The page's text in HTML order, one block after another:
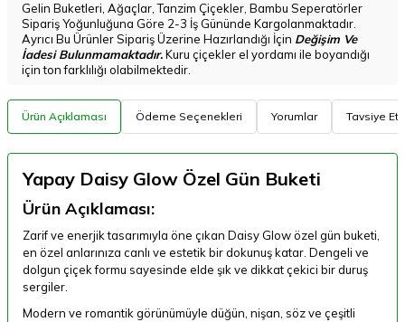
Gelin Buketleri, Ağaçlar, Tanzim Çiçekler, Bambu Seperatörler
Sipariş Yoğunluğuna Göre 2-3 İş Gününde Kargolanmaktadır.
Ayrıcı Bu Ürünler Sipariş Üzerine Hazırlandığı İçin Değişim Ve
İadesi Bulunmamaktadır.Kuru çiçekler el yordamı ile boyandığı
için ton farklılığı olabilmektedir.
Ürün Açıklaması Ödeme Seçenekleri Yorumlar Tavsiye Et
Yapay Daisy Glow Özel Gün Buketi
Ürün Açıklaması:
Zarif ve enerjik tasarımıyla öne çıkan Daisy Glow özel gün buketi,
en özel anlarınıza canlı ve estetik bir dokunuş katar. Dengeli ve
dolgun çiçek formu sayesinde elde şık ve dikkat çekici bir duruş
sergiler.
Modern ve romantik görünümüyle düğün, nişan, söz ve çeşitli